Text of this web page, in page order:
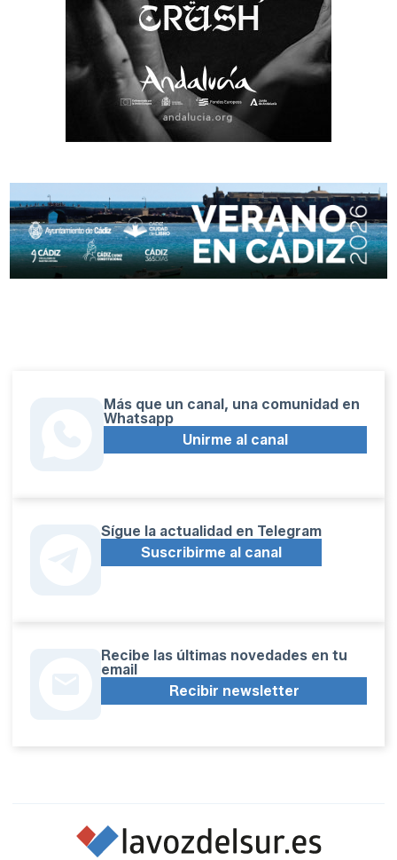
Más que un canal, una comunidad en
Whatsapp
Unirme al canal
Sígue la actualidad en Telegram
Suscribirme al canal
Recibe las últimas novedades en tu
email
Recibir newsletter